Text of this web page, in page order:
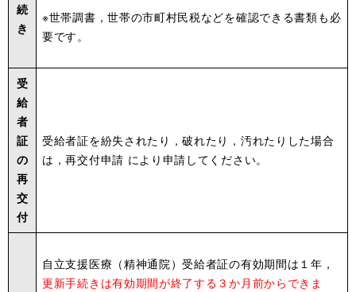
続
き
※世帯調書，世帯の市町村民税などを確認できる書類も必
要です。
受
給
者
証
の
再
交
付
受給者証を紛失されたり，破れたり，汚れたりした場合
は，再交付申請 により申請してください。
自立支援医療（精神通院）受給者証の有効期間は１年，
更新手続きは有効期間が終了する３か月前からできま